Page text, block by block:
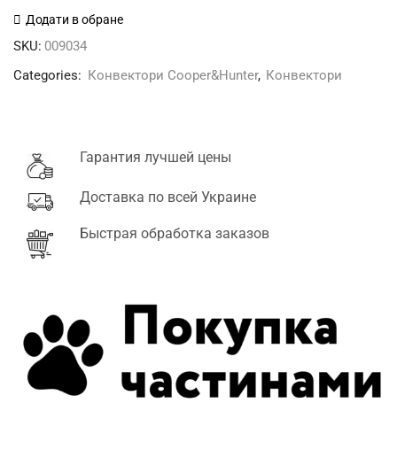
Cooper&Hunter
Додати в обране
SKU: 009034
Categories: Конвектори Cooper&Hunter, Конвектори
Гарантия лучшей цены
Доставка по всей Украине
Быстрая обработка заказов